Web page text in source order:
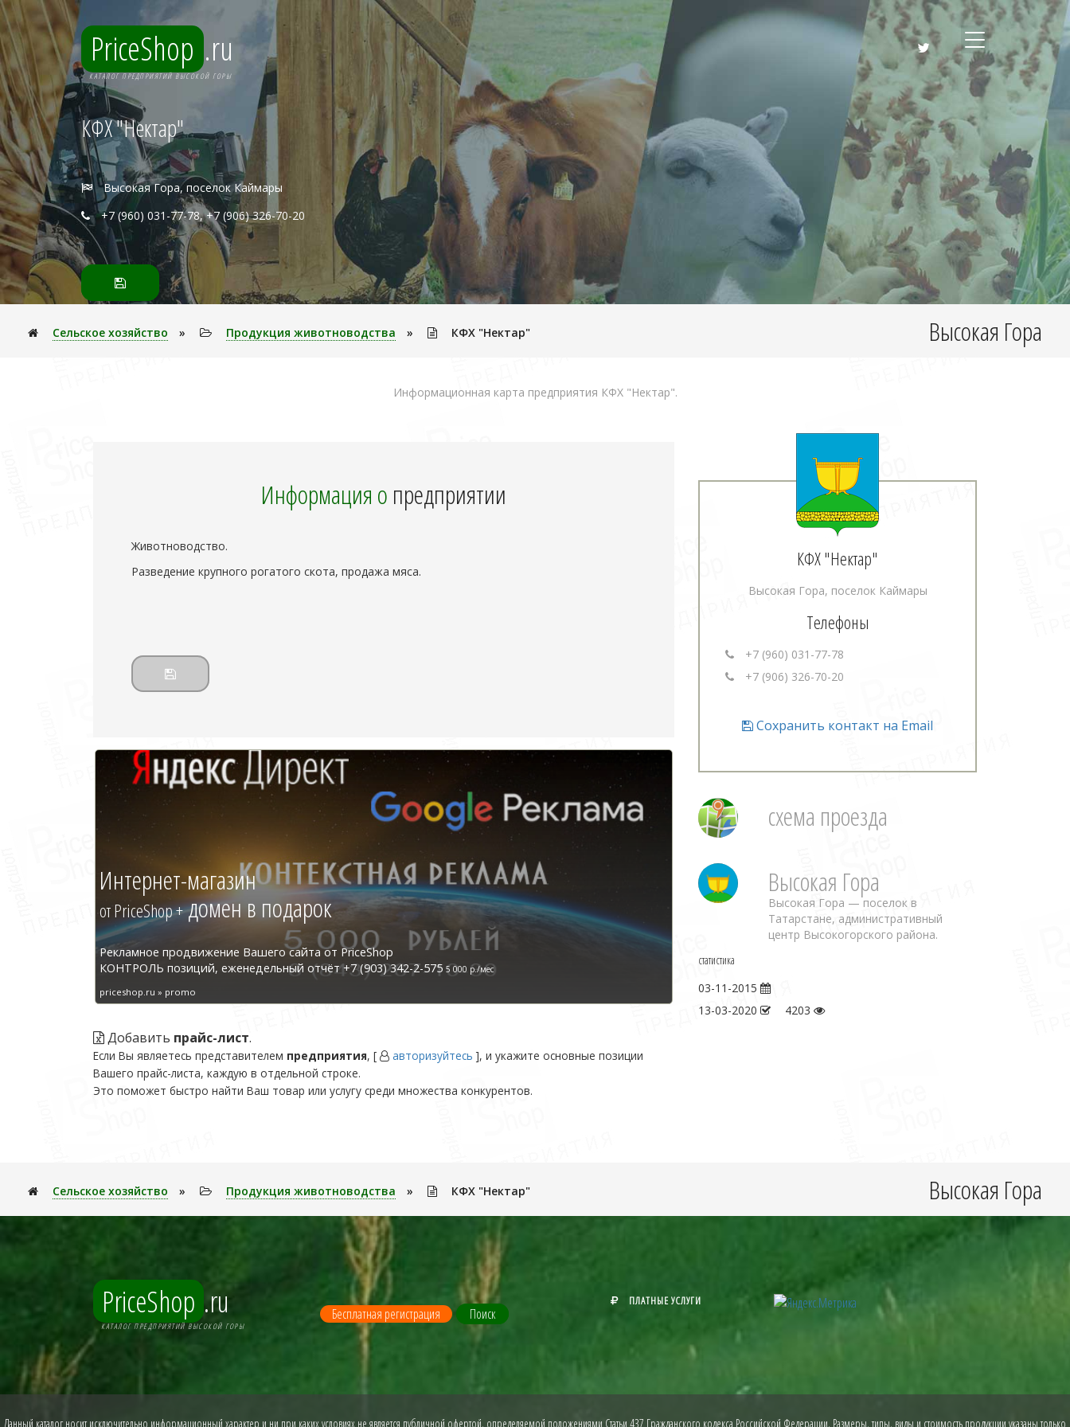
PriceShop .ru
КАТАЛОГ ПРЕДПРИЯТИЙ ВЫСОКОЙ ГОРЫ
КФХ "Нектар"
Высокая Гора, поселок Каймары
+7 (960) 031-77-78, +7 (906) 326-70-20
Сельское хозяйство » Продукция животноводства » КФХ "Нектар" Высокая Гора
Информационная карта предприятия КФХ "Нектар".
Информация о предприятии
Животноводство.
Разведение крупного рогатого скота, продажа мяса.
Интернет-магазин
от PriceShop +домен в подарок
Рекламное продвижение Вашего сайта от PriceShop
КОНТРОЛЬ позиций, еженедельный отчёт +7 (903) 342-2-575 5 000 р./мес
priceshop.ru » promo
Добавить прайс-лист.
Если Вы являетесь представителем предприятия, [ авторизуйтесь ], и укажите основные позиции
Вашего прайс-листа, каждую в отдельной строке.
Это поможет быстро найти Ваш товар или услугу среди множества конкурентов.
КФХ "Нектар"
Высокая Гора, поселок Каймары
Телефоны
+7 (960) 031-77-78
+7 (906) 326-70-20
Сохранить контакт на Email
схема проезда
Высокая Гора
Высокая Гора — поселок в
Татарстане, административный
центр Высокогорского района.
статистика
03-11-2015
13-03-2020
4203
Сельское хозяйство » Продукция животноводства » КФХ "Нектар" Высокая Гора
PriceShop .ru
КАТАЛОГ ПРЕДПРИЯТИЙ ВЫСОКОЙ ГОРЫ
Бесплатная регистрация Поиск
ПЛАТНЫЕ УСЛУГИ
Данный каталог носит исключительно информационный характер и ни при каких условиях не является публичной офертой, определяемой положениями Статьи 437 Гражданского кодекса Российской Федерации. Размеры, типы, виды и стоимость продукции указаны только